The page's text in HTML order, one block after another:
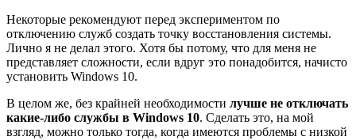
Некоторые рекомендуют перед экспериментом по
отключению служб создать точку восстановления системы.
Лично я не делал этого. Хотя бы потому, что для меня не
представляет сложности, если вдруг это понадобится, начисто
установить Windows 10.
В целом же, без крайней необходимости лучше не отключать
какие-либо службы в Windows 10. Сделать это, на мой
взгляд, можно только тогда, когда имеются проблемы с низкой